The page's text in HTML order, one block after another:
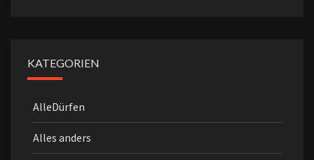
KATEGORIEN
AlleDürfen
Alles anders